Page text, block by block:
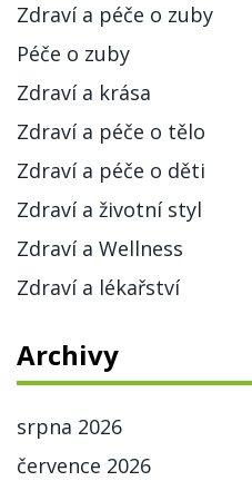
Zdraví a péče o zuby
Péče o zuby
Zdraví a krása
Zdraví a péče o tělo
Zdraví a péče o děti
Zdraví a životní styl
Zdraví a Wellness
Zdraví a lékařství
Archivy
srpna 2026
července 2026